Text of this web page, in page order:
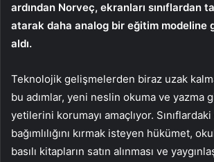
ardından Norveç, ekranları sınıflardan
atarak daha analog bir eğitim modeline
aldı.
Teknolojik gelişmelerden biraz uzak
bu adımlar, yeni neslin okuma ve yazma
yetilerini korumayı amaçlıyor.
bağımlılığını kırmak isteyen hükümet,
basılı kitapların satın alınması ve